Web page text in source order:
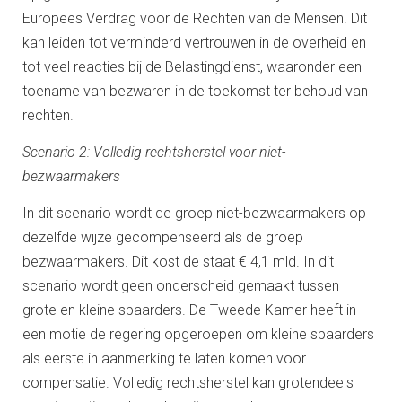
Europees Verdrag voor de Rechten van de Mensen. Dit
kan leiden tot verminderd vertrouwen in de overheid en
tot veel reacties bij de Belastingdienst, waaronder een
toename van bezwaren in de toekomst ter behoud van
rechten.
Scenario 2: Volledig rechtsherstel voor niet-
bezwaarmakers
In dit scenario wordt de groep niet-bezwaarmakers op
dezelfde wijze gecompenseerd als de groep
bezwaarmakers. Dit kost de staat € 4,1 mld. In dit
scenario wordt geen onderscheid gemaakt tussen
grote en kleine spaarders. De Tweede Kamer heeft in
een motie de regering opgeroepen om kleine spaarders
als eerste in aanmerking te laten komen voor
compensatie. Volledig rechtsherstel kan grotendeels